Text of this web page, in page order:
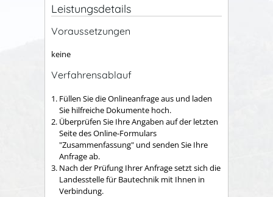
Leistungsdetails
Voraussetzungen
keine
Verfahrensablauf
Füllen Sie die Onlineanfrage aus und laden
Sie hilfreiche Dokumente hoch.
Überprüfen Sie Ihre Angaben auf der letzten
Seite des Online-Formulars
"Zusammenfassung" und senden Sie Ihre
Anfrage ab.
Nach der Prüfung Ihrer Anfrage setzt sich die
Landesstelle für Bautechnik mit Ihnen in
Verbindung.